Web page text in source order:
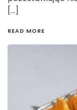
[…]
READ MORE